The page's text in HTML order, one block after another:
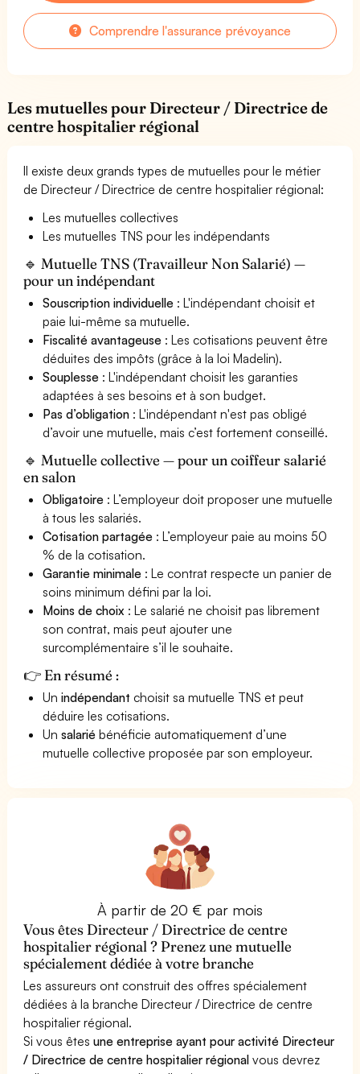
Comprendre l'assurance prévoyance
Les mutuelles pour Directeur / Directrice de
centre hospitalier régional
Il existe deux grands types de mutuelles pour le métier
de Directeur / Directrice de centre hospitalier régional:
Les mutuelles collectives
Les mutuelles TNS pour les indépendants
🔹 Mutuelle TNS (Travailleur Non Salarié) —
pour un indépendant
Souscription individuelle : L'indépendant choisit et
paie lui-même sa mutuelle.
Fiscalité avantageuse : Les cotisations peuvent être
déduites des impôts (grâce à la loi Madelin).
Souplesse : L'indépendant choisit les garanties
adaptées à ses besoins et à son budget.
Pas d’obligation : L'indépendant n'est pas obligé
d’avoir une mutuelle, mais c’est fortement conseillé.
🔹 Mutuelle collective — pour un coiffeur salarié
en salon
Obligatoire : L’employeur doit proposer une mutuelle
à tous les salariés.
Cotisation partagée : L’employeur paie au moins 50
% de la cotisation.
Garantie minimale : Le contrat respecte un panier de
soins minimum défini par la loi.
Moins de choix : Le salarié ne choisit pas librement
son contrat, mais peut ajouter une
surcomplémentaire s’il le souhaite.
👉 En résumé :
Unindépendant choisit sa mutuelle TNS et peut
déduire les cotisations.
Unsalarié bénéficie automatiquement d’une
mutuelle collective proposée par son employeur.
À partir de 20 € par mois
Vous êtes Directeur / Directrice de centre
hospitalier régional ? Prenez une mutuelle
spécialement dédiée à votre branche
Les assureurs ont construit des offres spécialement
dédiées à la branche Directeur / Directrice de centre
hospitalier régional.
Si vous êtesune entreprise ayant pour activité Directeur
/ Directrice de centre hospitalier régional vous devrez